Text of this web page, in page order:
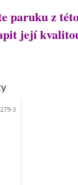
3
paruku z
její